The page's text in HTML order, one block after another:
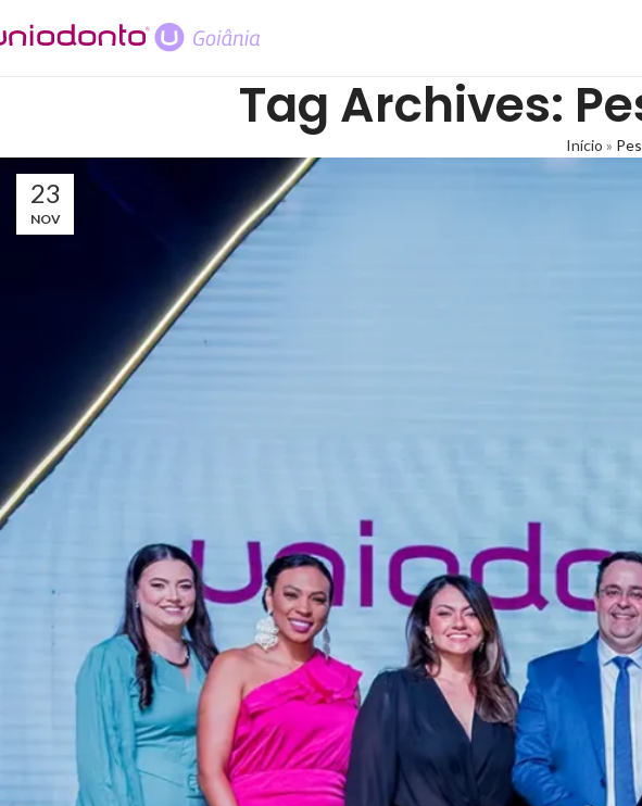
Tag Archives:
Início »
23
NOV